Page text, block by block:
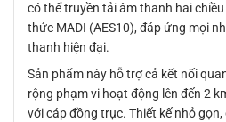
có thể truyền tải âm thanh hai
thức MADI (AES10), đáp ứng mọi
thanh hiện đại.
Sản phẩm này hỗ trợ cả kết nối
rộng phạm vi hoạt động lên đến 2
với cáp đồng trục. Thiết kế nhỏ